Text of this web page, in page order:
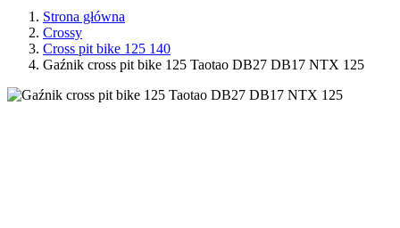
Strona główna
Crossy
Cross pit bike 125 140
Gaźnik cross pit bike 125 Taotao DB27 DB17 NTX 125